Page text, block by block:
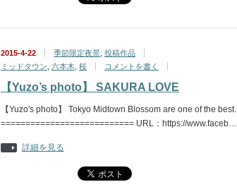
2015-4-22 季節限定夜景 投稿作品
ミッドタウン 六本木 桜 コメントを書く
【Yuzo’s photo】 SAKURA LOVE
【Yuzo's photo】 Tokyo Midtown Blossom are one of the best.
=========================== URL：https://www.faceb…
詳細を見る